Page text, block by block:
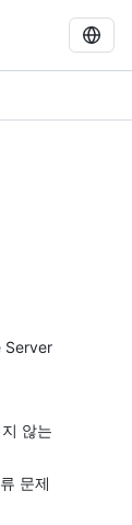
Server
않는
문제